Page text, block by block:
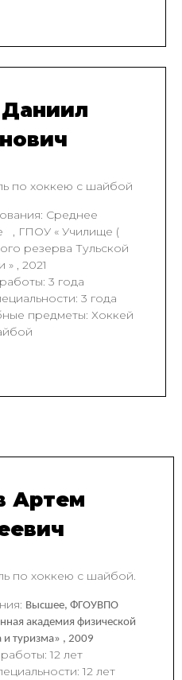
по хоккею с шайбой
Среднее
, ГПОУ « Училище (
резерва Тульской
» , 2021
3 года
3 года
предметы: Хоккей
Артем
по хоккею с шайбой.
Высшее, ФГОУВПО
академия физической
и туризма» , 2009
12 лет
12 лет